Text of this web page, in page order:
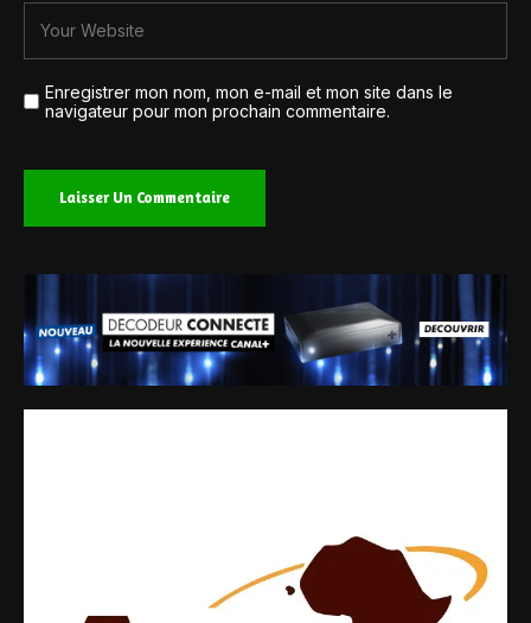
Enregistrer mon nom, mon e-mail et mon site dans le
navigateur pour mon prochain commentaire.